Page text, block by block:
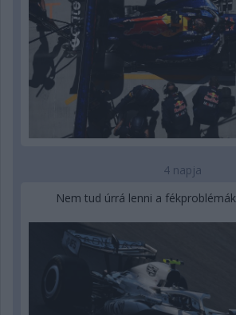
4 napja
Nem tud úrrá lenni a